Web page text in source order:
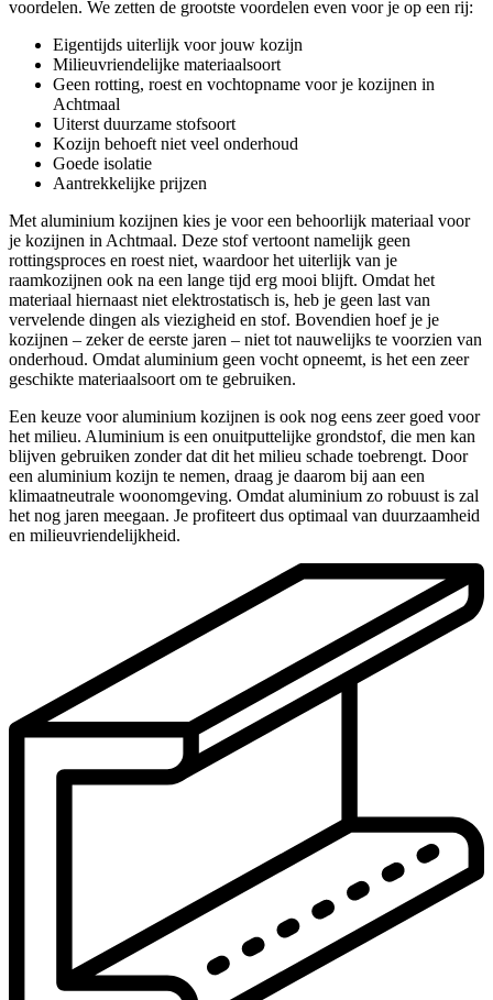
voordelen. We zetten de grootste voordelen even voor je op een rij:
Eigentijds uiterlijk voor jouw kozijn
Milieuvriendelijke materiaalsoort
Geen rotting, roest en vochtopname voor je kozijnen in
Achtmaal
Uiterst duurzame stofsoort
Kozijn behoeft niet veel onderhoud
Goede isolatie
Aantrekkelijke prijzen
Met aluminium kozijnen kies je voor een behoorlijk materiaal voor
je kozijnen in Achtmaal. Deze stof vertoont namelijk geen
rottingsproces en roest niet, waardoor het uiterlijk van je
raamkozijnen ook na een lange tijd erg mooi blijft. Omdat het
materiaal hiernaast niet elektrostatisch is, heb je geen last van
vervelende dingen als viezigheid en stof. Bovendien hoef je je
kozijnen – zeker de eerste jaren – niet tot nauwelijks te voorzien van
onderhoud. Omdat aluminium geen vocht opneemt, is het een zeer
geschikte materiaalsoort om te gebruiken.
Een keuze voor aluminium kozijnen is ook nog eens zeer goed voor
het milieu. Aluminium is een onuitputtelijke grondstof, die men kan
blijven gebruiken zonder dat dit het milieu schade toebrengt. Door
een aluminium kozijn te nemen, draag je daarom bij aan een
klimaatneutrale woonomgeving. Omdat aluminium zo robuust is zal
het nog jaren meegaan. Je profiteert dus optimaal van duurzaamheid
en milieuvriendelijkheid.